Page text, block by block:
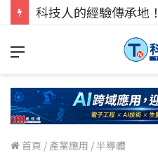
首頁 / 產業應用 /半導體